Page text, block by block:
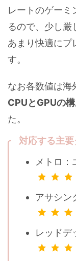
レートのゲーミ
るので、少し厳
あまり快適にプ
す。
なお各数値は海
CPUとGPUの
た。
対応する主
メトロ：
アサシン
レッドデ